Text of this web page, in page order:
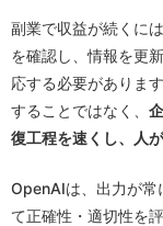
副業で収益が続くに
を確認し、情報を更
応する必要がありま
することではなく、
復工程を速くし、人
OpenAIは、出力が常
て正確性・適切性を